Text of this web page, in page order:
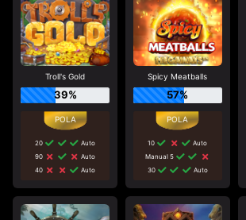
Troll's Gold
39%
20
Auto
90
Auto
40
Auto
Spicy Meatballs
57%
10
Auto
Manual 5
30
Auto